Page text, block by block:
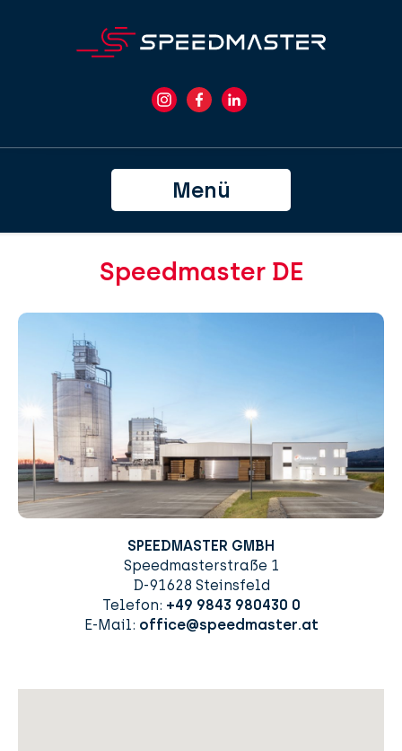
Menü
Speedmaster DE
SPEEDMASTER GMBH
Speedmasterstraße 1
D-91628 Steinsfeld
Telefon: +49 9843 980430 0
E-Mail: office@speedmaster.at